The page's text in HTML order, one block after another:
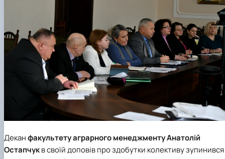
Деканфакультету аграрного менеджментуАнатолій
Остапчукв своїй доповів про здобутки колективу зупинився